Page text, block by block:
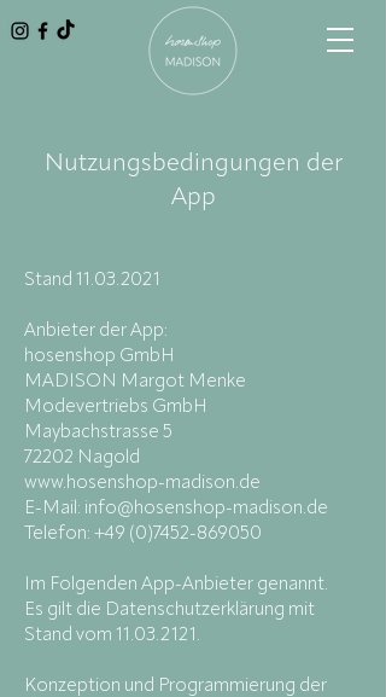
Nutzungsbedingungen der
App
Stand 11.03.2021
Anbieter der App:
hosenshop GmbH
MADISON Margot Menke
Modevertriebs GmbH
Maybachstrasse 5
72202 Nagold
www.hosenshop-madison.de
E-Mail: info@hosenshop-madison.de
Telefon: +49 (0)7452-869050
Im Folgenden App-Anbieter genannt.
Es gilt die Datenschutzerklärung mit
Stand vom 11.03.2121.
Konzeption und Programmierung der